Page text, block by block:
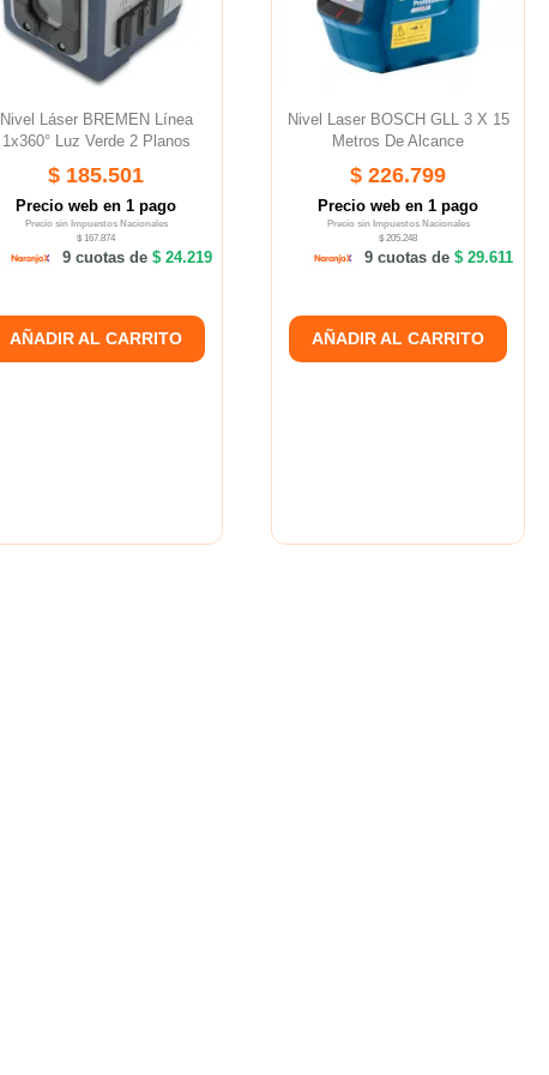
Nivel Láser BREMEN Línea
1x360° Luz Verde 2 Planos
$ 185.501
Precio web en 1 pago
Precio sin Impuestos Nacionales
$ 167.874
9 cuotas de $ 24.219
AÑADIR AL CARRITO
Nivel Laser BOSCH GLL 3 X 15
Metros De Alcance
$ 226.799
Precio web en 1 pago
Precio sin Impuestos Nacionales
$ 205.248
9 cuotas de$ 29.611
AÑADIR AL CARRITO